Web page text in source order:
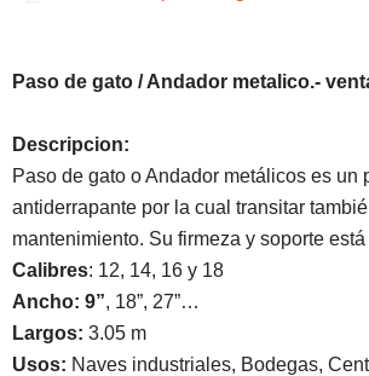
Paso de gato / Andador metalico.-
Descripcion:
Paso de gato o Andador metálicos es
antiderrapante por la cual transitar
mantenimiento. Su firmeza y soporte
Calibres: 12, 14, 16 y 18
Ancho: 9”, 18”, 27”…
Largos: 3.05 m
Usos: Naves industriales, Bodegas,